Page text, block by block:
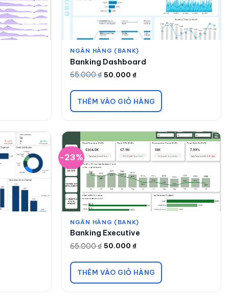
NGÂN HÀNG (BANK)
Banking Dashboard
65.000₫
Giá
là:
65.000 ₫.
50.000 ₫
Giá
tại
50.000 ₫.
THÊM VÀO GIỎ HÀNG
-23%
NGÂN HÀNG (BANK)
Banking Executive
65.000₫
Giá
là:
65.000 ₫.
50.000 ₫
Giá
tại
50.000 ₫.
THÊM VÀO GIỎ HÀNG